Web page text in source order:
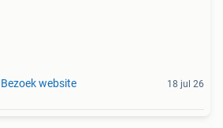
Bezoek website 18 jul 26